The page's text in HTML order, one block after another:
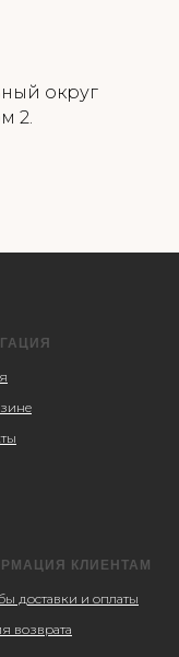
округ
2.
КЛИЕНТАМ
доставки и оплаты
возврата